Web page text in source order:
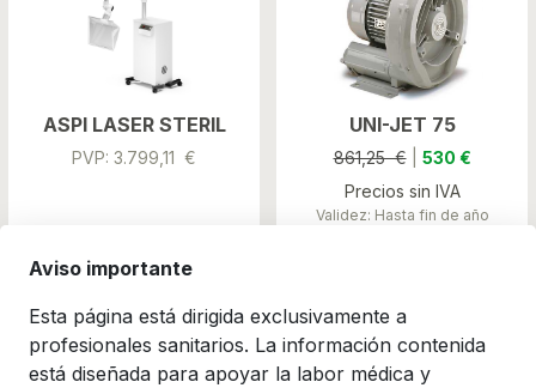
ASPI LASER STERIL
PVP: 3.799,11 €
UNI-JET 75
861,25 €| 530 €
Precios sin IVA
Validez: Hasta fin de año
Aviso importante
Esta página está dirigida exclusivamente a
profesionales sanitarios. La información contenida
está diseñada para apoyar la labor médica y